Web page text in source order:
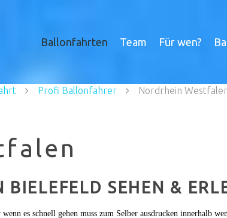
Ballonfahrten Team Für wen?
Profi Ballonfahrer Nordrhein
BIELEFELD SEHEN &
es schnell gehen muss zum Selber ausdrucken innerhalb